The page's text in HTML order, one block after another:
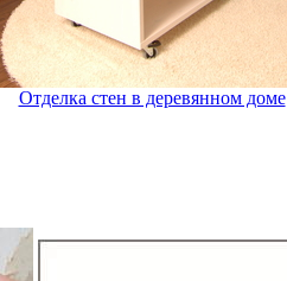
Отделка стен в деревянном доме